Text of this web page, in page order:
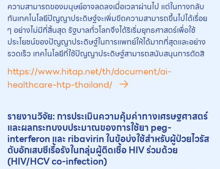
ความสามารถของมนุษย์อาจลดลงเมื่อเวลาผ่านไป แต่ในทางกลับ
กันเทคโนโลยีปัญญาประดิษฐ์จะเพิ่มขีดความสามารถขึ้นไปได้เรื่อย
ๆ อย่างไม่มีที่สิ้นสุด รัฐบาลทั่วโลกจึงได้ริเริ่มยุทธศาสตร์เพื่อใช้
ประโยชน์ของปัญญาประดิษฐ์ในการแพทย์ให้ได้มากที่สุดและอย่าง
รวดเร็ว เทคโนโลยีที่ใช้ปัญญาประดิษฐ์สามารถสนับสนุนการตัดสิ
https://www.hitap.net/th/document/ai-
healthcare-htp-thailand/
รายงานวิจัย: การประเมินความคุ้มค่าทางเศรษฐศาสตร์
และผลกระทบงบประมาณของการใช้ยา peg-
interferon และ ribavirin ในข้อบ่งใช้สำหรับผู้ป่วยไวรัส
ตับอักเสบซีเรื้อรังในกลุ่มผู้ติดเชื้อ HIV ร่วมด้วย
(HIV/HCV co-infection)